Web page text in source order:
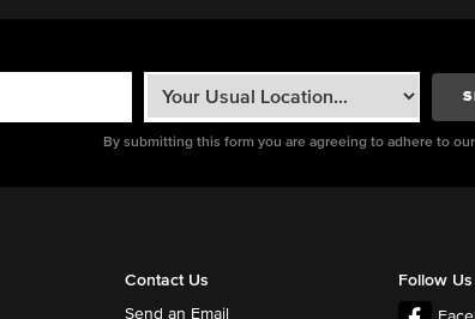
By submitting this form you are agreeing to adhere to our
Contact Us
Send an Email
Follow Us